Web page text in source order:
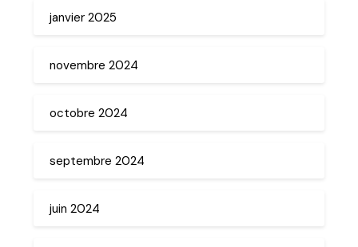
janvier 2025
novembre 2024
octobre 2024
septembre 2024
juin 2024